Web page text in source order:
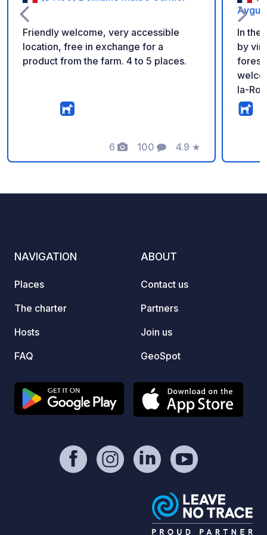
Friendly welcome, very accessible
location, free in exchange for a
product from the farm. 4 to 5 places.
6
Photos
100
Comments
4.9
Rating
★
In the
by
la-
and
beauty of
and
care
NAVIGATION
Places
The charter
Hosts
FAQ
ABOUT
Contact us
Partners
Join us
GeoSpot